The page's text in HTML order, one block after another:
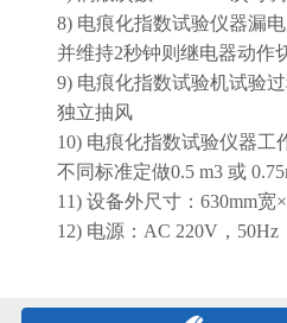
8) 电痕化指数试验仪器漏
并维持2秒钟则继电器动作
9) 电痕化指数试验机试验
独立抽风
10) 电痕化指数试验仪器工
不同标准定做0.5 m3 或
11) 设备外尺寸： 630mm宽×
12) 电源： AC 220V ， 50Hz